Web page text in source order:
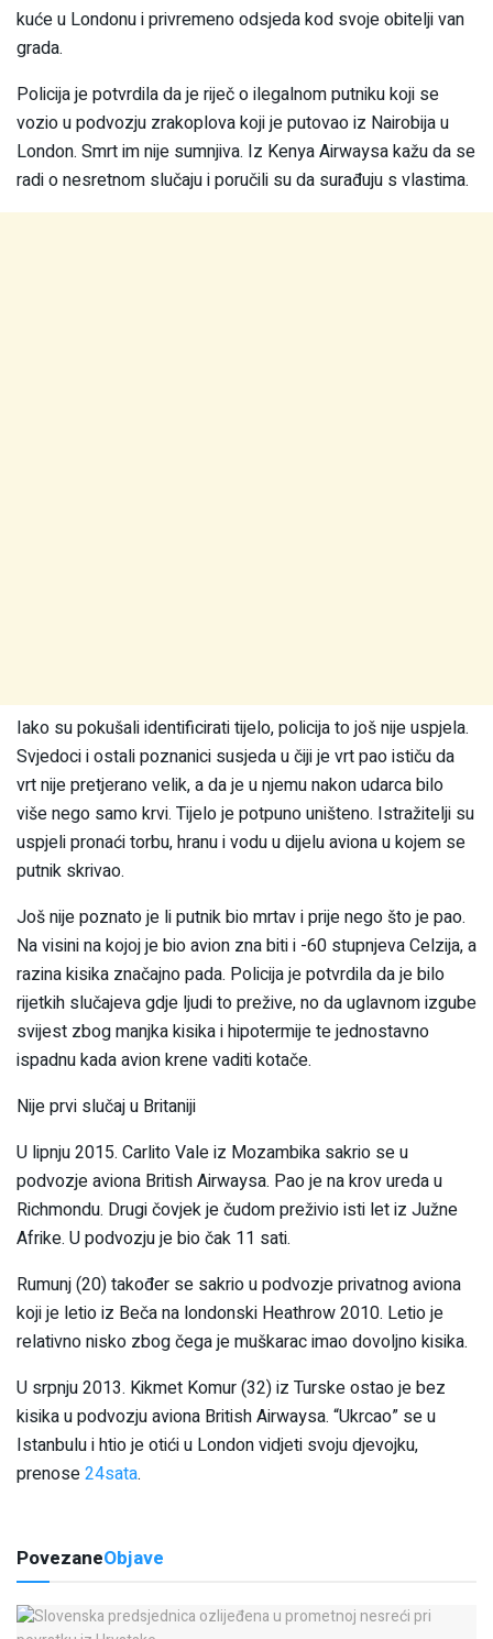
kuće u Londonu i privremeno odsjeda kod svoje obitelji van
grada.
Policija je potvrdila da je riječ o ilegalnom putniku koji se
vozio u podvozju zrakoplova koji je putovao iz Nairobija u
London. Smrt im nije sumnjiva. Iz Kenya Airwaysa kažu da se
radi o nesretnom slučaju i poručili su da surađuju s vlastima.
Iako su pokušali identificirati tijelo, policija to još nije uspjela.
Svjedoci i ostali poznanici susjeda u čiji je vrt pao ističu da
vrt nije pretjerano velik, a da je u njemu nakon udarca bilo
više nego samo krvi. Tijelo je potpuno uništeno. Istražitelji su
uspjeli pronaći torbu, hranu i vodu u dijelu aviona u kojem se
putnik skrivao.
Još nije poznato je li putnik bio mrtav i prije nego što je pao.
Na visini na kojoj je bio avion zna biti i -60 stupnjeva Celzija, a
razina kisika značajno pada. Policija je potvrdila da je bilo
rijetkih slučajeva gdje ljudi to prežive, no da uglavnom izgube
svijest zbog manjka kisika i hipotermije te jednostavno
ispadnu kada avion krene vaditi kotače.
Nije prvi slučaj u Britaniji
U lipnju 2015. Carlito Vale iz Mozambika sakrio se u
podvozje aviona British Airwaysa. Pao je na krov ureda u
Richmondu. Drugi čovjek je čudom preživio isti let iz Južne
Afrike. U podvozju je bio čak 11 sati.
Rumunj (20) također se sakrio u podvozje privatnog aviona
koji je letio iz Beča na londonski Heathrow 2010. Letio je
relativno nisko zbog čega je muškarac imao dovoljno kisika.
U srpnju 2013. Kikmet Komur (32) iz Turske ostao je bez
kisika u podvozju aviona British Airwaysa. “Ukrcao” se u
Istanbulu i htio je otići u London vidjeti svoju djevojku,
prenose24sata.
PovezaneObjave